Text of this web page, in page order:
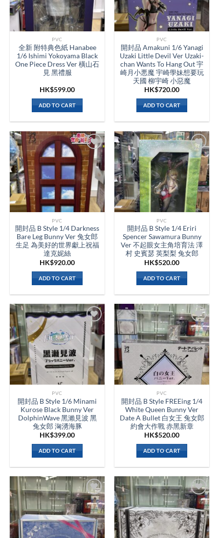
PVC
全新 附特典色紙 Hanabee
1/6 Ishimi Yokoyama Black
One Piece Dress Ver 橫山石
見 黑禮服
HK$599.00
ADD TO CART
PVC
開封品 Amakuni 1/6 Yanagi
Uzaki Little Devil Ver Uzaki-
chan Wants To Hang Out 宇
崎月小悪魔 宇崎學妹想要玩
天國 柳宇崎 小惡魔
HK$720.00
ADD TO CART
PVC
開封品 B Style 1/4 Darkness
Bare Leg Bunny Ver 兔女郎
生足 為美好的世界獻上祝福
達克妮絲
HK$920.00
ADD TO CART
PVC
開封品 B Style 1/4 Eriri
Spencer Sawamura Bunny
Ver 不起眼女主角培育法 澤
村 史賓瑟 英梨梨 兔女郎
HK$520.00
ADD TO CART
PVC
開封品 B Style 1/6 Minami
Kurose Black Bunny Ver
DolphinWave 黑瀨見波 黑
兔女郎 洶湧海豚
HK$399.00
ADD TO CART
PVC
開封品 B Style FREEing 1/4
White Queen Bunny Ver
Date A Bullet 白女王 兔女郎
約會大作戰 赤黑新章
HK$520.00
ADD TO CART